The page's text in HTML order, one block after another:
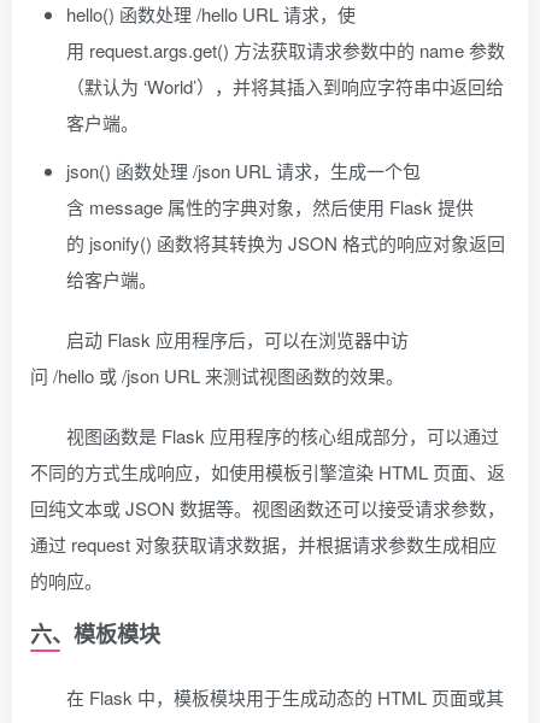
hello() 函数处理 /hello URL 请求，使
用 request.args.get() 方法获取请求参数中的 name 参数
（默认为 ‘World’），并将其插入到响应字符串中返回给
客户端。
json() 函数处理 /json URL 请求，生成一个包
含 message 属性的字典对象，然后使用 Flask 提供
的 jsonify() 函数将其转换为 JSON 格式的响应对象返回
给客户端。
启动 Flask 应用程序后，可以在浏览器中访
问 /hello 或 /json URL 来测试视图函数的效果。
视图函数是 Flask 应用程序的核心组成部分，可以通过
不同的方式生成响应，如使用模板引擎渲染 HTML 页面、返
回纯文本或 JSON 数据等。视图函数还可以接受请求参数，
通过 request 对象获取请求数据，并根据请求参数生成相应
的响应。
六、模板模块
在 Flask 中，模板模块用于生成动态的 HTML 页面或其